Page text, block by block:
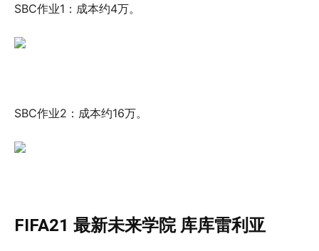
SBC作业1：成本约4万。
SBC作业2：成本约16万。
FIFA21 最新未来学院 库库雷利亚